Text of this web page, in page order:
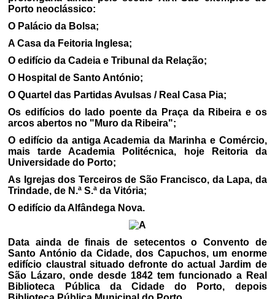
Porto neoclássico:
O Palácio da Bolsa;
A Casa da Feitoria Inglesa;
O edifício da Cadeia e Tribunal da Relação;
O Hospital de Santo António;
O Quartel das Partidas Avulsas / Real Casa Pia;
Os edifícios do lado poente da Praça da Ribeira e os
arcos abertos no "Muro da Ribeira";
O edifício da antiga Academia da Marinha e Comércio,
mais tarde Academia Politécnica, hoje Reitoria da
Universidade do Porto;
As Igrejas dos Terceiros de São Francisco, da Lapa, da
Trindade, de N.ª S.ª da Vitória;
O edifício da Alfândega Nova.
Data ainda de finais de setecentos o Convento de
Santo António da Cidade, dos Capuchos, um enorme
edifício claustral situado defronte do actual Jardim de
São Lázaro, onde desde 1842 tem funcionado a Real
Biblioteca Pública da Cidade do Porto, depois